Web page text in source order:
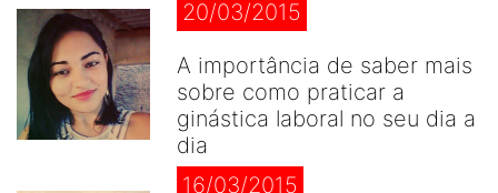
20/03/2015
A importância de saber mais
sobre como praticar a
ginástica laboral no seu dia a
dia
16/03/2015